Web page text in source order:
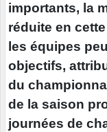
importants, la
réduite en
les équipes
objectifs,
du
de la saison
journées de